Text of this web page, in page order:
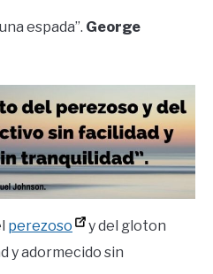
espada”. George
perezoso
y del gloton
y adormecido sin